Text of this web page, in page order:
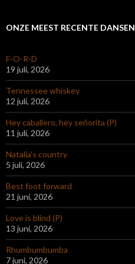
ONZE MEEST RECENTE DANSEN
F-O-R-D
19 juli, 2026
Tennessee whiskey
12 juli, 2026
Hey caballero, hey señorita (P)
11 juli, 2026
Natalia’s country
5 juli, 2026
Best foot forward
21 juni, 2026
Love is blind (P)
13 juni, 2026
Rhumbumbumba
7 juni, 2026